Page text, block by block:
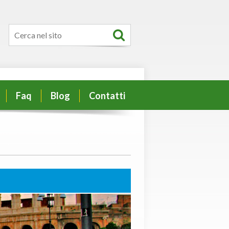
Faq Blog Contatti